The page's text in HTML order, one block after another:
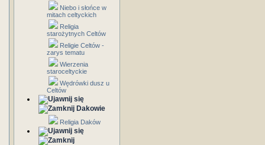
Niebo i słońce w
mitach celtyckich
Religia
starożytnych Celtów
Religie Celtów -
zarys tematu
Wierzenia
staroceltyckie
Wędrówki dusz u
Celtów
Dakowie
Religia Daków